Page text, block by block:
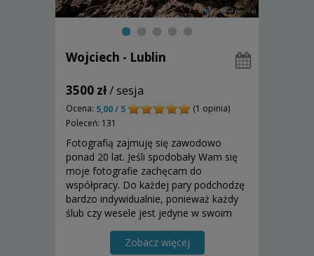
Wojciech - Lublin
3500 zł/ sesja
Ocena: 5,00 / 5
(1 opinia)
Poleceń: 131
Fotografią zajmuję się zawodowo
ponad 20 lat. Jeśli spodobały Wam się
moje fotografie zachęcam do
współpracy. Do każdej pary podchodzę
bardzo indywidualnie, ponieważ każdy
ślub czy wesele jest jedyne w swoim
Zobacz więcej